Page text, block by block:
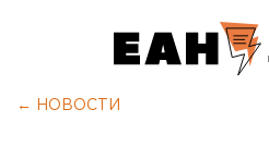
← НОВОСТИ